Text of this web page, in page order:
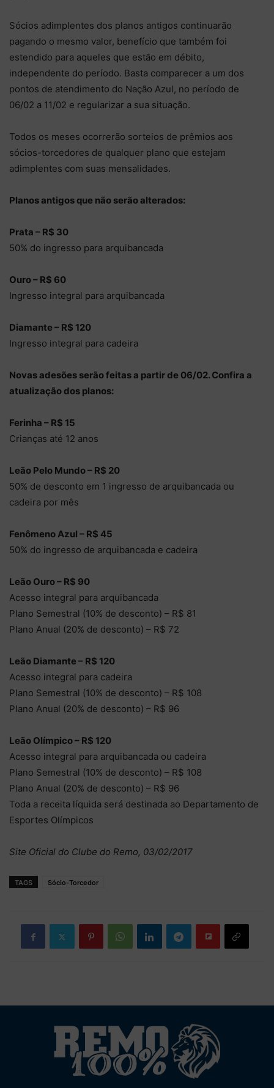
Sócios adimplentes dos planos antigos continuarão
pagando o mesmo valor, benefício que também foi
estendido para aqueles que estão em débito,
independente do período. Basta comparecer a um dos
pontos de atendimento do Nação Azul, no período de
06/02 a 11/02 e regularizar a sua situação.
Todos os meses ocorrerão sorteios de prêmios aos
sócios-torcedores de qualquer plano que estejam
adimplentes com suas mensalidades.
Planos antigos que não serão alterados:
Prata – R$ 30
50% do ingresso para arquibancada
Ouro – R$ 60
Ingresso integral para arquibancada
Diamante – R$ 120
Ingresso integral para cadeira
Novas adesões serão feitas a partir de 06/02. Confira a
atualização dos planos:
Ferinha – R$ 15
Crianças até 12 anos
Leão Pelo Mundo – R$ 20
50% de desconto em 1 ingresso de arquibancada ou
cadeira por mês
Fenômeno Azul – R$ 45
50% do ingresso de arquibancada e cadeira
Leão Ouro – R$ 90
Acesso integral para arquibancada
Plano Semestral (10% de desconto) – R$ 81
Plano Anual (20% de desconto) – R$ 72
Leão Diamante – R$ 120
Acesso integral para cadeira
Plano Semestral (10% de desconto) – R$ 108
Plano Anual (20% de desconto) – R$ 96
Leão Olímpico – R$ 120
Acesso integral para arquibancada ou cadeira
Plano Semestral (10% de desconto) – R$ 108
Plano Anual (20% de desconto) – R$ 96
Toda a receita líquida será destinada ao Departamento de
Esportes Olímpicos
Site Oficial do Clube do Remo, 03/02/2017
TAGS Sócio-Torcedor